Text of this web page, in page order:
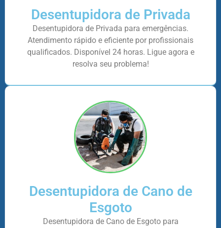
Desentupidora de Privada
Desentupidora de Privada para emergências.
Atendimento rápido e eficiente por profissionais
qualificados. Disponível 24 horas. Ligue agora e
resolva seu problema!
Desentupidora de Cano de
Esgoto
Desentupidora de Cano de Esgoto para